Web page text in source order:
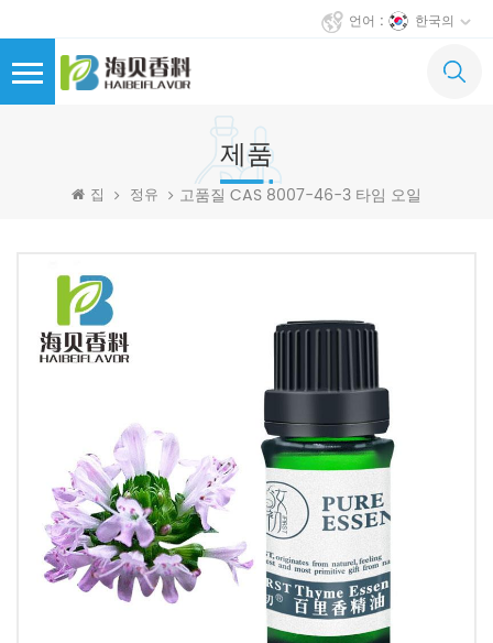
언어 : 한국의
제품
집 정유 고품질 CAS 8007-46-3 타임 오일